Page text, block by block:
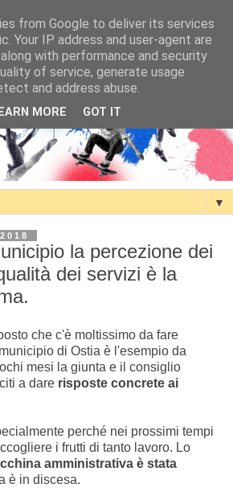
▼
la percezione dei
dei servizi è la
che c'è moltissimo da fare
di Ostia è l'esempio da
mesi la giunta e il consiglio
a dare risposte concrete ai
perché nei prossimi tempi
i frutti di tanto lavoro. Lo
amministrativa è stata
è in discesa.
from Google to deliver its services
Your IP address and user-agent are
with performance and security
of service, generate usage
and address abuse.
MORE GOT IT